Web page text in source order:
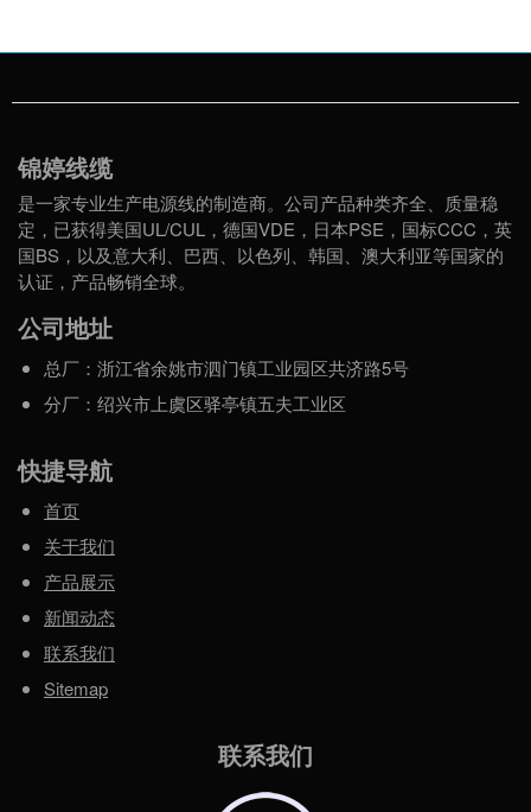
锦婷线缆
是一家专业生产电源线的制造商。公司产品种类齐全、质量稳
定，已获得美国UL/CUL，德国VDE，日本PSE，国标CCC，英
国BS，以及意大利、巴西、以色列、韩国、澳大利亚等国家的
认证，产品畅销全球。
公司地址
总厂：浙江省余姚市泗门镇工业园区共济路5号
分厂：绍兴市上虞区驿亭镇五夫工业区
快捷导航
首页
关于我们
产品展示
新闻动态
联系我们
Sitemap
联系我们